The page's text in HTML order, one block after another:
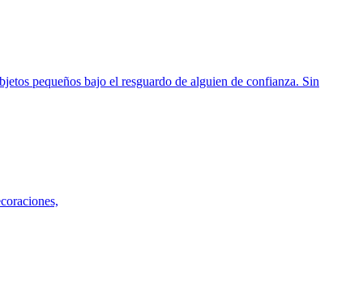
pequeños bajo el resguardo de alguien de confianza. Sin